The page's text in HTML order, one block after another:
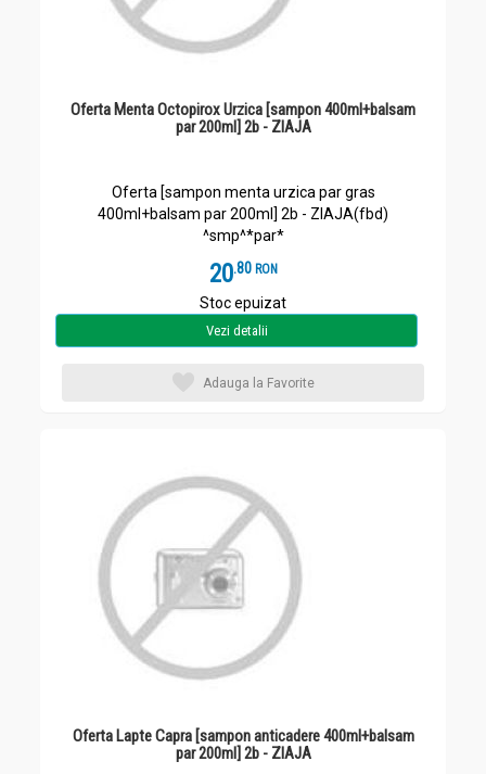
Oferta Menta Octopirox Urzica [sampon 400ml+balsam
par 200ml] 2b - ZIAJA
Oferta [sampon menta urzica par gras
400ml+balsam par 200ml] 2b - ZIAJA(fbd)
^smp^*par*
20.8 RON
Stoc epuizat
Vezi detalii
Adauga la Favorite
Oferta Lapte Capra [sampon anticadere 400ml+balsam
par 200ml] 2b - ZIAJA